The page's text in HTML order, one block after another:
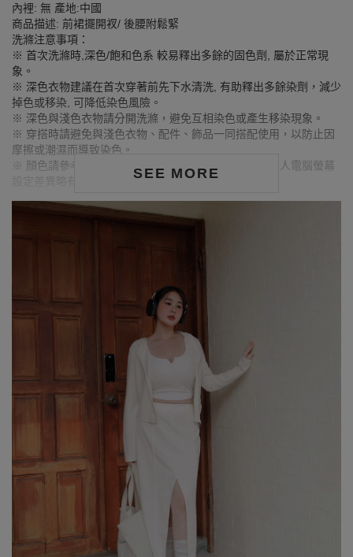
SEE MORE
內裡: 無 產地:中國
商品描述: 前裙擺開衩/ 後腰附鬆緊
洗滌注意事項：
※ 首次洗滌時,深色/飽和色系 較易釋出多餘的固色劑, 屬於正常現
象。
※ 深色衣物建議在首次穿著前先下水清洗, 有助釋出多餘染劑，減少
掉色或移染, 可降低染色風險。
※ 深色與淺色衣物請分開洗滌，避免互相染色或產生移染現象。
※ 穿搭時請避免與淺色衣物、配件、飾品一同搭配使用，以防止因
摩擦或潮濕而導致染色。
※ 顏色請參考單品圖片較為接近，但因圖檔顏色會因個人電腦螢幕
設定差異略有不同，請以實際商品顏色為準。
MODEL資訊
身高175cm／胸圍Bust：83cm
腰圍Waist：60cm／臀圍hips：90cm
試穿報告：模特兒穿著S號